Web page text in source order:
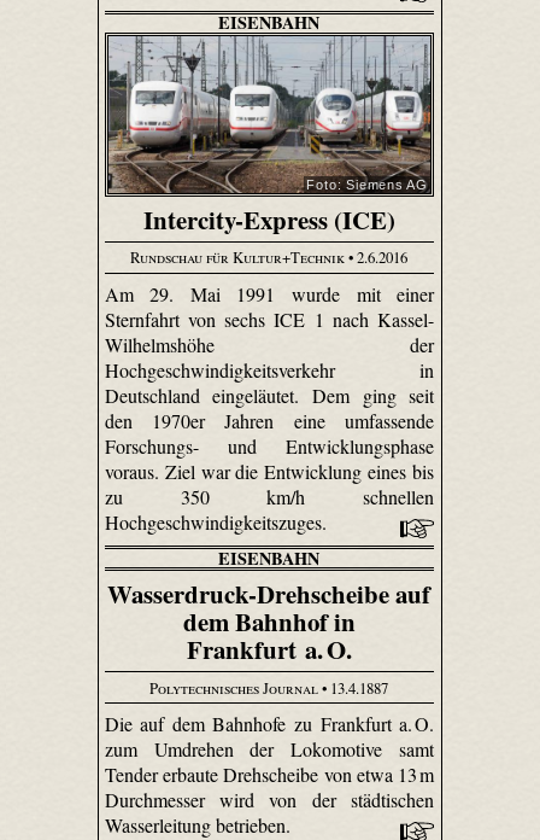
EISENBAHN
Foto: Siemens AG
Intercity-Express (ICE)
Rundschau für Kultur+Technik• 2.6.2016
Am 29. Mai 1991 wurde mit einer
Sternfahrt von sechs ICE 1 nach Kassel-
Wilhelmshöhe der
Hochgeschwindigkeitsverkehr in
Deutschland eingeläutet. Dem ging seit
den 1970er Jahren eine umfassende
Forschungs- und Entwicklungsphase
voraus. Ziel war die Entwicklung eines bis
zu 350 km/h schnellen
Hochgeschwindigkeitszuges.
EISENBAHN
Wasserdruck-Drehscheibe auf
dem Bahnhof in
Frankfurt a. O.
Polytechnisches Journal• 13.4.1887
Die auf dem Bahnhofe zu Frankfurt a. O.
zum Umdrehen der Lokomotive samt
Tender erbaute Drehscheibe von etwa 13 m
Durchmesser wird von der städtischen
Wasserleitung betrieben.